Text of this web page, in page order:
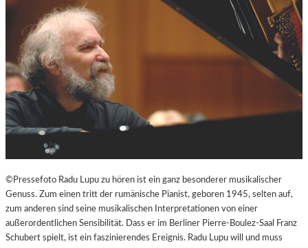
©Pressefoto Radu Lupu zu hören ist ein ganz besonderer musikalischer
Genuss. Zum einen tritt der rumänische Pianist, geboren 1945, selten auf,
zum anderen sind seine musikalischen Interpretationen von einer
außerordentlichen Sensibilität. Dass er im Berliner Pierre-Boulez-Saal Franz
Schubert spielt, ist ein faszinierendes Ereignis. Radu Lupu will und muss